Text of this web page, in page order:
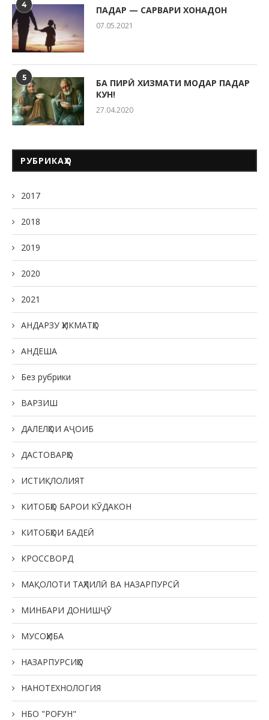
4 ПАДАР — САРВАРИ ХОНАДОН
07.05.2021
5
БА ПИРӢ ХИЗМАТИ МОДАР ПАДАР
КУН!
27.04.2020
РУБРИКАҲО
2017
2018
2019
2020
2021
АНДАРЗУ ҲИКМАТҲО
АНДЕША
Без рубрики
ВАРЗИШ
ДАЛЕЛҲОИ АҶОИБ
ДАСТОВАРҲО
ИСТИҚЛОЛИЯТ
КИТОБҲО БАРОИ КӮДАКОН
КИТОБҲОИ БАДЕӢ
КРОССВОРД
МАҚОЛОТИ ТАҲЛИЛӢ ВА НАЗАРПУРСӢ
МИНБАРИ ДОНИШҶӮ
МУСОҲИБА
НАЗАРПУРСИҲО
НАНОТЕХНОЛОГИЯ
НБО "РОҒУН"